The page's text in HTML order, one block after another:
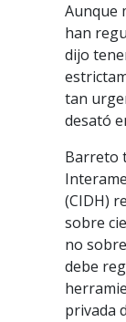
Aunque
han
dijo
tan
desató
Barreto
(CIDH)
sobre
no
debe
privada